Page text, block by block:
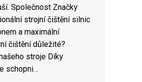
Společnost Značky
strojní čištění silnic
a maximální
čištění důležité?
stroje Díky
schopni…